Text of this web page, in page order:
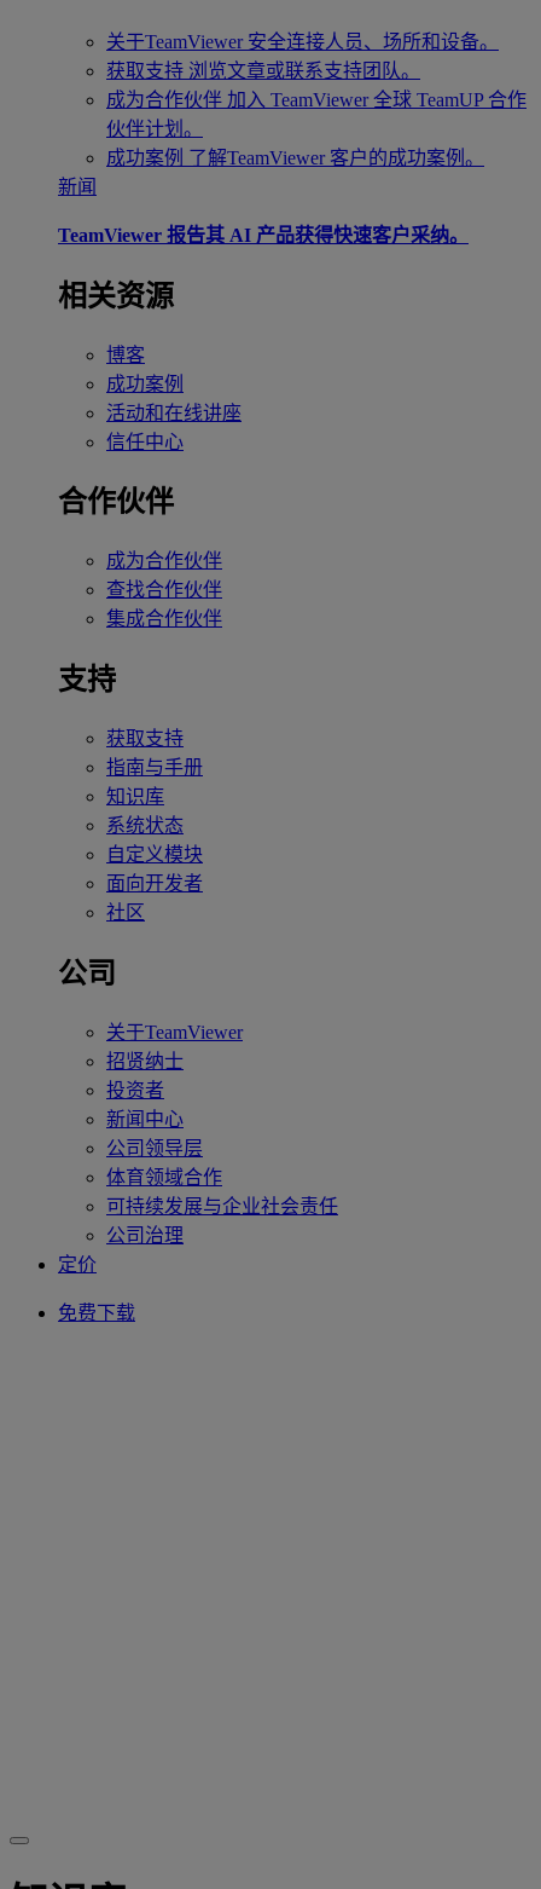
关于TeamViewer 安全连接人员、场所和设备。
获取支持 浏览文章或联系支持团队。
成为合作伙伴 加入 TeamViewer 全球 TeamUP 合作
伙伴计划。
成功案例 了解TeamViewer 客户的成功案例。
新闻
TeamViewer 报告其 AI 产品获得快速客户采纳。
相关资源
博客
成功案例
活动和在线讲座
信任中心
合作伙伴
成为合作伙伴
查找合作伙伴
集成合作伙伴
支持
获取支持
指南与手册
知识库
系统状态
自定义模块
面向开发者
社区
公司
关于TeamViewer
招贤纳士
投资者
新闻中心
公司领导层
体育领域合作
可持续发展与企业社会责任
公司治理
定价
免费下载